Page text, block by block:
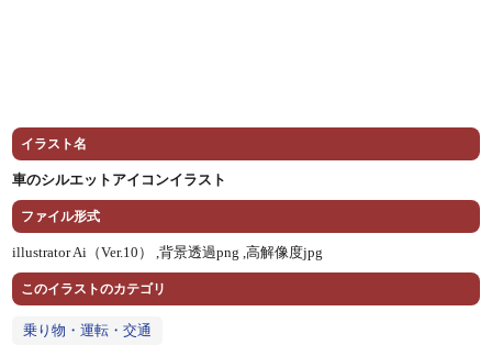
イラスト名
車のシルエットアイコンイラスト
ファイル形式
illustrator Ai（Ver.10） ,背景透過png ,高解像度jpg
このイラストのカテゴリ
乗り物・運転・交通